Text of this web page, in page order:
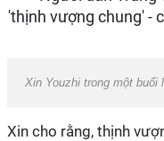
Xin Youzhi trong một buổi
Xin cho rằng, thịnh